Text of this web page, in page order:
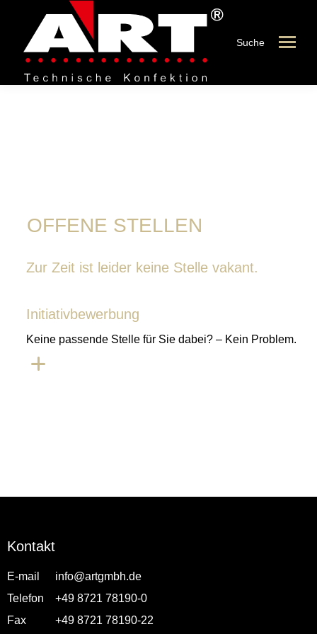
Suche
OFFENE STELLEN
Zur Zeit ist leider keine Stelle vakant.
Initiativbewerbung
Keine passende Stelle für Sie dabei? – Kein Problem.
Kontakt
E-mail
info@artgmbh.de
Telefon
+49 8721 78190-0
Fax
+49 8721 78190-22